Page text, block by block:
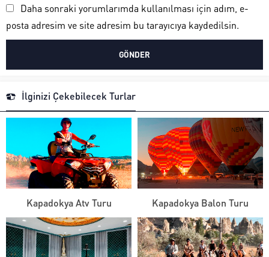
Daha sonraki yorumlarımda kullanılması için adım, e-
posta adresim ve site adresim bu tarayıcıya kaydedilsin.
İlginizi Çekebilecek Turlar
Kapadokya Atv Turu Kapadokya Balon Turu